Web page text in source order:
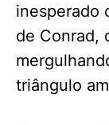
inesperado
de Conrad,
triângulo